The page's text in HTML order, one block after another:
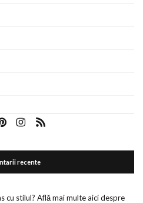
recente
cu stilul? Află mai multe aici despre